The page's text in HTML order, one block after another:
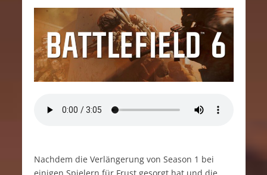
Nachdem die Verlängerung von Season 1 bei
einigen Spielern für Frust gesorgt hat und die